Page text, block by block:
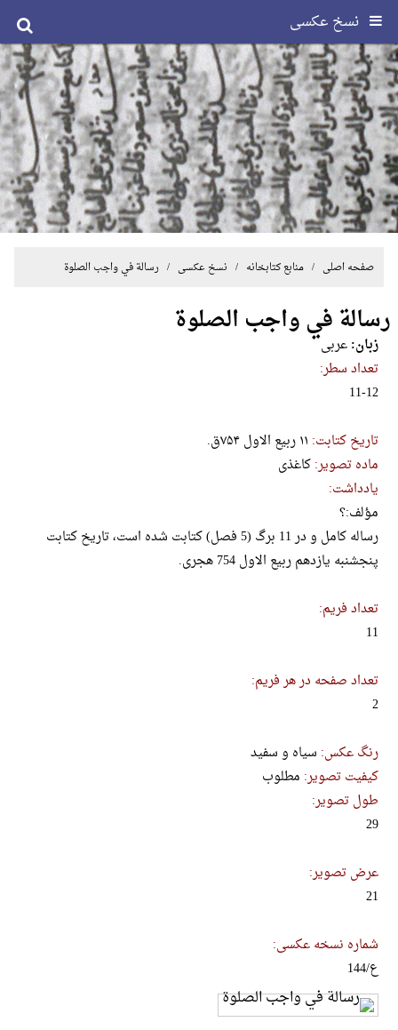
نسخ عکسی
صفحه اصلی / منابع کتابخانه / نسخ عکسی / رسالة في واجب الصلوة
رسالة في واجب الصلوة
زبان:عربی
تعداد سطر:
11-12
تاریخ کتابت: ۱۱ ربیع الاول ۷۵۴ق.
ماده تصویر:کاغذی
یادداشت:
مؤلف:؟
رساله کامل و در 11 برگ (5 فصل) کتابت شده است، تاریخ کتابت
پنجشنبه یازدهم ربیع الاول 754 هجری.
تعداد فریم:
11
تعداد صفحه در هر فریم:
2
رنگ عکس: سیاه و سفید
کیفیت تصویر: مطلوب
طول تصویر:
29
عرض تصویر:
21
شماره نسخه عکسی:
ع/144